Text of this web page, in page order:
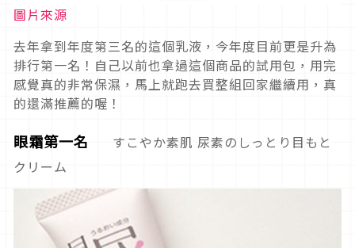
圖片來源
去年拿到年度第三名的這個乳液，今年度目前更是升為
排行第一名！自己以前也拿過這個商品的試用包，用完
感覺真的非常保濕，馬上就跑去買整組回家繼續用，真
的還滿推薦的喔！
眼霜第一名
すこやか素肌 尿素のしっとり目もと
クリーム